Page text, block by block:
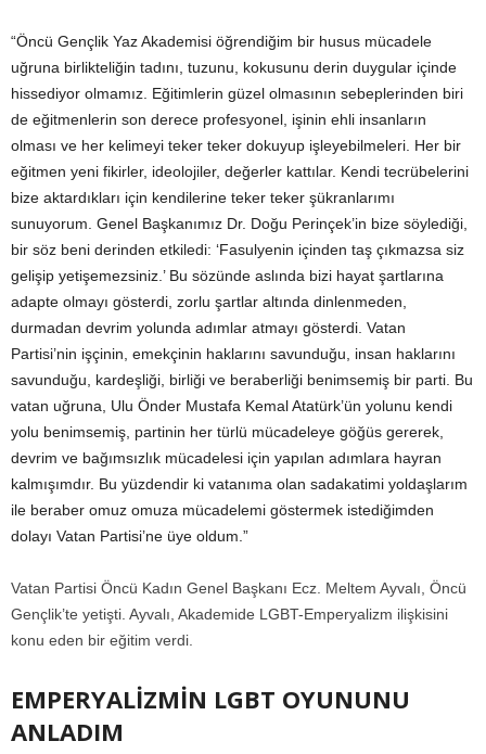
“Öncü Gençlik Yaz Akademisi öğrendiğim bir husus mücadele
uğruna birlikteliğin tadını, tuzunu, kokusunu derin duygular içinde
hissediyor olmamız. Eğitimlerin güzel olmasının sebeplerinden biri
de eğitmenlerin son derece profesyonel, işinin ehli insanların
olması ve her kelimeyi teker teker dokuyup işleyebilmeleri. Her bir
eğitmen yeni fikirler, ideolojiler, değerler kattılar. Kendi tecrübelerini
bize aktardıkları için kendilerine teker teker şükranlarımı
sunuyorum. Genel Başkanımız Dr. Doğu Perinçek’in bize söylediği,
bir söz beni derinden etkiledi: ‘Fasulyenin içinden taş çıkmazsa siz
gelişip yetişemezsiniz.’ Bu sözünde aslında bizi hayat şartlarına
adapte olmayı gösterdi, zorlu şartlar altında dinlenmeden,
durmadan devrim yolunda adımlar atmayı gösterdi. Vatan
Partisi’nin işçinin, emekçinin haklarını savunduğu, insan haklarını
savunduğu, kardeşliği, birliği ve beraberliği benimsemiş bir parti. Bu
vatan uğruna, Ulu Önder Mustafa Kemal Atatürk’ün yolunu kendi
yolu benimsemiş, partinin her türlü mücadeleye göğüs gererek,
devrim ve bağımsızlık mücadelesi için yapılan adımlara hayran
kalmışımdır. Bu yüzdendir ki vatanıma olan sadakatimi yoldaşlarım
ile beraber omuz omuza mücadelemi göstermek istediğimden
dolayı Vatan Partisi’ne üye oldum.”
Vatan Partisi Öncü Kadın Genel Başkanı Ecz. Meltem Ayvalı, Öncü
Gençlik’te yetişti. Ayvalı, Akademide LGBT-Emperyalizm ilişkisini
konu eden bir eğitim verdi.
EMPERYALİZMİN LGBT OYUNUNU
ANLADIM